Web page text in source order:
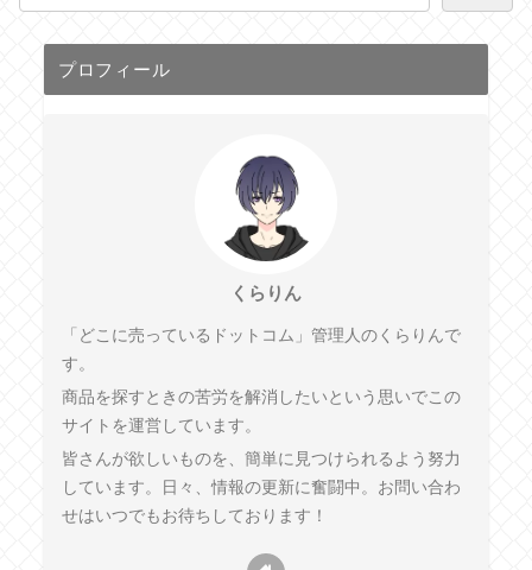
プロフィール
くらりん
「どこに売っているドットコム」管理人のくらりんで
す。
商品を探すときの苦労を解消したいという思いでこの
サイトを運営しています。
皆さんが欲しいものを、簡単に見つけられるよう努力
しています。日々、情報の更新に奮闘中。お問い合わ
せはいつでもお待ちしております！